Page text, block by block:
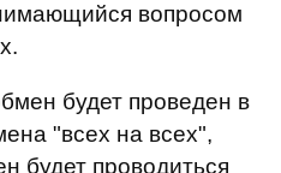
вопросом
будет проведен в
"всех на всех",
будет проводиться